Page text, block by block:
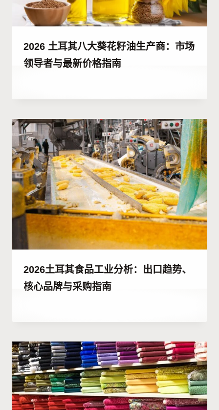
2026 土耳其八大葵花籽油生产商：市场
领导者与最新价格指南
Kulali
2026土耳其食品工业分析：出口趋势、
核心品牌与采购指南
Kulali